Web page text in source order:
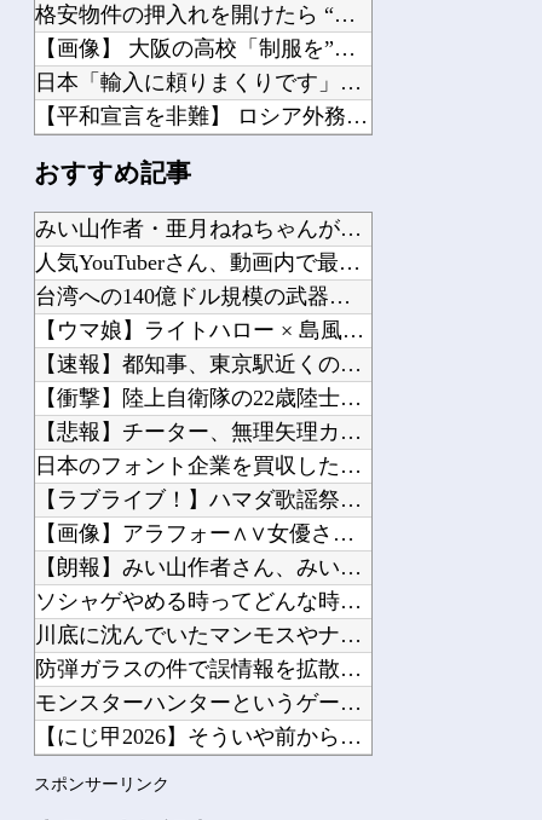
格安物件の押入れを開けたら “とんでもないモノ” が出てきて絶叫した
【画像】 大阪の高校「制服を”これ”に変えたら志願者がめちゃくちゃ増えた」
日本「輸入に頼りまくりです」高市「円安ホクホク！ホクホクゥ！」←
【平和宣言を非難】 ロシア外務省報道官「広島市長は『偽りの呪文』繰り返している」
KDDI、楽天への回線貸し出し終了へ 都市部で9月末に
日産e-power、無給油で1980km走行しギネス記録を達成、無駄な発電や送電...
「自転車のルール厳罰化！」← 正直なんの意味もなかった件ｗｗｗｗｗｗｗｗ
【悲報】 ワイ(33)、明日嫁(34)と妊活しないといけなくて辛い
好きな女の子から預かったHDDの中から、とんでもないモノを発見してしまった
デブなのだがダイエットの極意を教えてほしい
Powered by livedoor 相互RSS
おすすめ記事
みい山作者・亜月ねねちゃんがチョロくて可愛いwwwwwww ...
人気YouTuberさん、動画内で最悪の秘密がバレて終わる・...
台湾への140億ドル規模の武器売却「確信している」 …米共和...
【ウマ娘】ライトハロー × 島風衣装とかいう凶悪すぎる組み合...
【速報】都知事、東京駅近くの都八重洲駐車場に「巨大地下シェル...
【衝撃】陸上自衛隊の22歳陸士長、空き家で『とんでもない事』...
【悲報】チーター、無理矢理カメラを設置されてしょんぼり顔他
日本のフォント企業を買収した海外資本、「なんで自ら売上ゼロに...
【ラブライブ！】ハマダ歌謡祭に降幡愛さんが出演他
【画像】アラフォー∧∨女優さん、顔もお○ぱいもドスケベすぎる...
【朗報】みい山作者さん、みいちゃんでチー牛なのではという疑惑...
ソシャゲやめる時ってどんな時？他
川底に沈んでいたマンモスやナチス軍艦など露出、熱波でドナウ川...
防弾ガラスの件で誤情報を拡散した左派、間違いを指摘されても頑...
モンスターハンターというゲームの魅力ってどんな部分だと思う？...
【にじ甲2026】そういや前から謎に思ってたんやがなんでマド...
スポンサーリンク